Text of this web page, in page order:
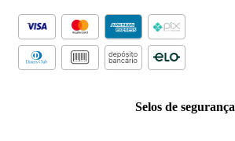
Selos de segurança